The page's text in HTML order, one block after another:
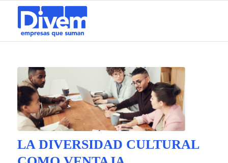
LA DIVERSIDAD CULTURAL